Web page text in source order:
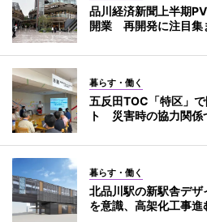
品川経済新聞上半期
開業 再開発に注目集
暮らす・働く
五反田TOC「特区」
ト 災害時の協力関係
暮らす・働く
北品川駅の新駅舎デ
を意識、高架化工事進